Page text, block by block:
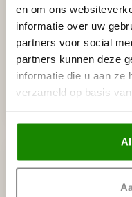
en om ons
informatie over uw
partners voor social
partners kunnen deze
informatie die u aan ze
verzameld op basis
GRAND DECOR
Rozet R184 diameter
37,5 cm
€32,95